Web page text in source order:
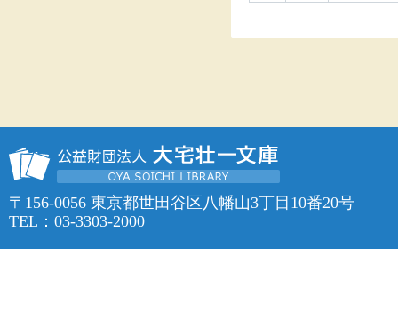
〒156-0056 東京都世田谷区八幡山3丁目10番20号
TEL：03-3303-2000